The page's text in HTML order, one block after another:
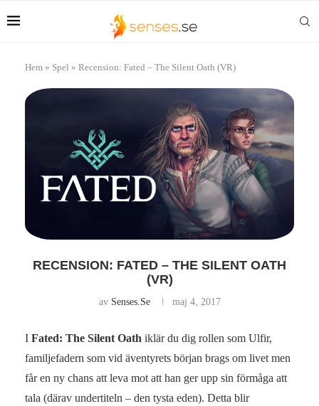
Hem » Spel » Recension: Fated – The Silent Oath (VR)
RECENSION: FATED – THE SILENT OATH
(VR)
av Senses.se maj 4, 2017
I Fated: The Silent Oath iklär du dig rollen som Ulfir,
familjefadern som vid äventyrets början brags om livet men
får en ny chans att leva mot att han ger upp sin förmåga att
tala (därav undertiteln – den tysta eden). Detta blir